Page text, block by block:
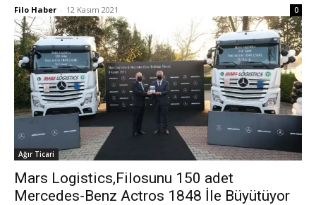
Filo Haber - 12 Kasım 2021 0
Ağır Ticari
Mars Logistics,Filosunu 150 adet
Mercedes-Benz Actros 1848 İle Büyütüyor